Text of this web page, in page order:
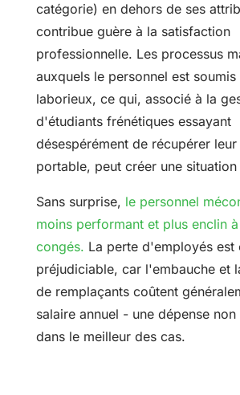
catégorie) en dehors de ses
contribue guère à la satisfaction
professionnelle. Les processus
auxquels le personnel est soumis
laborieux, ce qui, associé à la
d'étudiants frénétiques essayant
désespérément de récupérer
portable, peut créer une situation
Sans surprise, le personnel
moins performant et plus enclin
congés. La perte d'employés est
préjudiciable, car l'embauche et
de remplaçants coûtent
salaire annuel - une dépense non
dans le meilleur des cas.